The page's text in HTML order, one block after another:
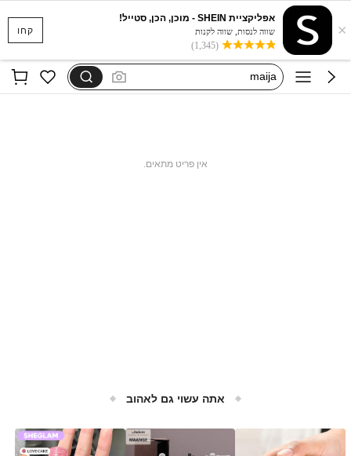
קחו ×
אפליקציית SHEIN - מוכן, הכן, סטייל!
שווה לנסות, שווה לקנות
(1,345)
cosyjoli
motf
maija
אין פריט מתאים.
אתה עשוי גם לאהוב